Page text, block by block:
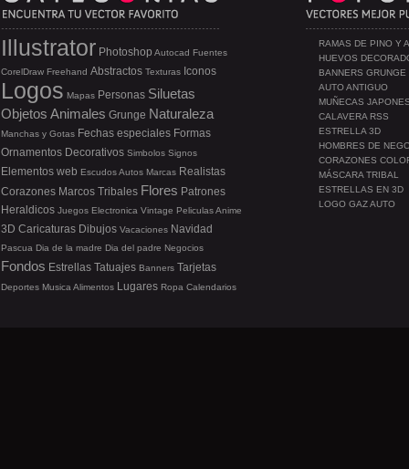
RAMAS DE PINO Y
HUEVOS
BANNERS GRUNGE
AUTO ANTIGUO
MUÑECAS
CALAVERA RSS
ESTRELLA 3D
HOMBRES DE
CORAZONES
MÁSCARA TRIBAL
ESTRELLAS EN 3D
LOGO GAZ AUTO
Illustrator Photoshop Autocad Fuentes
CorelDraw Freehand Abstractos Texturas Iconos
Logos Mapas Personas Siluetas
Objetos Animales Grunge Naturaleza
Manchas y Gotas Fechas especiales Formas
Ornamentos Decorativos Simbolos Signos
Elementos web EscudosAutos Marcas Realistas
Corazones Marcos Tribales Flores Patrones
Heraldicos Juegos Electronica Vintage PeliculasAnime
3D Caricaturas Dibujos Vacaciones Navidad
Pascua Dia de la madre Dia del padre Negocios
Fondos Estrellas Tatuajes Banners Tarjetas
Deportes Musica Alimentos Lugares Ropa Calendarios